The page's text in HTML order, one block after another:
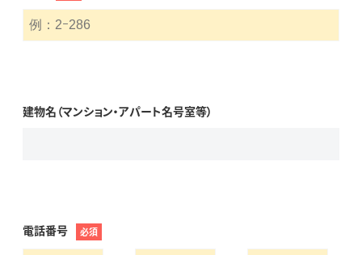
建物名（マンション・アパート名号室等）
電話番号 必須